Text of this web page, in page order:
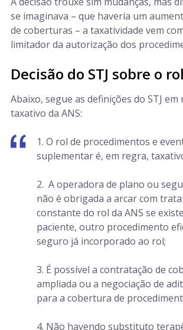
se imaginava – que haveria um
de coberturas – a taxatividade vem
limitador da autorização dos
Decisão do STJ sobre o
Abaixo, segue as definições do STJ
taxativo da ANS:
1. O rol de procedimentos e
suplementar é, em regra,
2. A operadora de plano ou
não é obrigada a arcar com
constante do rol da ANS se
paciente, outro procedimento
seguro já incorporado ao rol;
3. É possível a contratação de
ampliada ou a negociação de
para a cobertura de
4. Não havendo substituto